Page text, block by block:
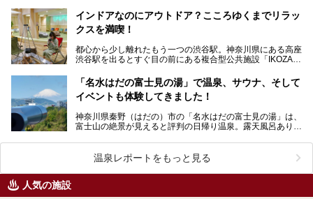
インドアなのにアウトドア？こころゆくまでリラッ
クスを満喫！
都心から少し離れたもう一つの渋谷駅。神奈川県にある高座
渋谷駅を出るとすぐ目の前にある複合型公共施設「IKOZA
「名水はだの富士見の湯」で温泉、サウナ、そして
イベントも体験してきました！
神奈川県秦野（はだの）市の「名水はだの富士見の湯」は、
富士山の絶景が見えると評判の日帰り温泉。露天風呂あり、
温泉レポートをもっと見る
人気の施設